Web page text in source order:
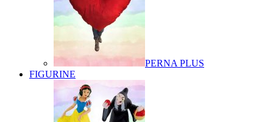
PERNA PLUS
FIGURINE